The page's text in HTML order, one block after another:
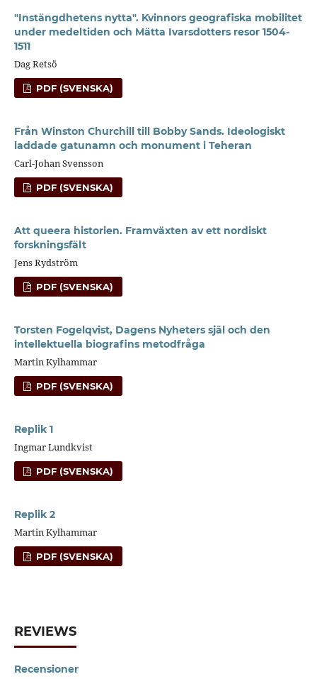
"Instängdhetens nytta". Kvinnors geografiska mobilitet
under medeltiden och Mätta Ivarsdotters resor 1504-
1511
Dag Retsö
PDF (SVENSKA)
Från Winston Churchill till Bobby Sands. Ideologiskt
laddade gatunamn och monument i Teheran
Carl-Johan Svensson
PDF (SVENSKA)
Att queera historien. Framväxten av ett nordiskt
forskningsfält
Jens Rydström
PDF (SVENSKA)
Torsten Fogelqvist, Dagens Nyheters själ och den
intellektuella biografins metodfråga
Martin Kylhammar
PDF (SVENSKA)
Replik 1
Ingmar Lundkvist
PDF (SVENSKA)
Replik 2
Martin Kylhammar
PDF (SVENSKA)
REVIEWS
Recensioner